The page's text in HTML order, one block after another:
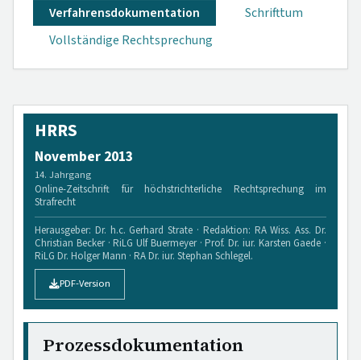
Verfahrensdokumen­tation
Schrifttum
Vollständige Rechtsprechung
HRRS
November 2013
14. Jahrgang
Online-Zeitschrift für höchstrichterliche Rechtsprechung im
Strafrecht
Herausgeber: Dr. h.c. Gerhard Strate · Redaktion: RA Wiss. Ass. Dr.
Christian Becker · RiLG Ulf Buermeyer · Prof. Dr. iur. Karsten Gaede ·
RiLG Dr. Holger Mann · RA Dr. iur. Stephan Schlegel.
PDF-Version
Prozessdokumentation